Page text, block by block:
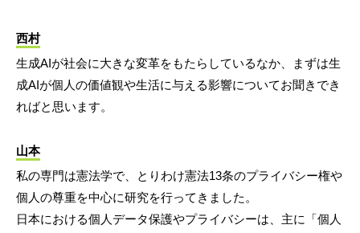
西村
生成AIが社会に大きな変革をもたらしているなか、まずは生
成AIが個人の価値観や生活に与える影響についてお聞きでき
ればと思います。
山本
私の専門は憲法学で、とりわけ憲法13条のプライバシー権や
個人の尊重を中心に研究を行ってきました。
日本における個人データ保護やプライバシーは、主に「個人